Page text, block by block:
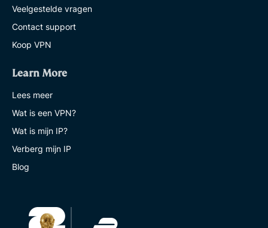
Veelgestelde vragen
Contact support
Koop VPN
Learn More
Lees meer
Wat is een VPN?
Wat is mijn IP?
Verberg mijn IP
Blog